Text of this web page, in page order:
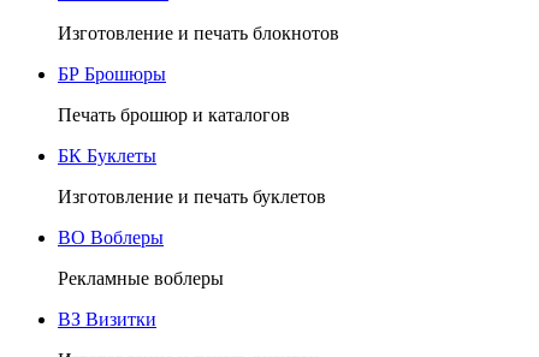
Изготовление и печать блокнотов
БР Брошюры
Печать брошюр и каталогов
БК Буклеты
Изготовление и печать буклетов
ВО Воблеры
Рекламные воблеры
ВЗ Визитки